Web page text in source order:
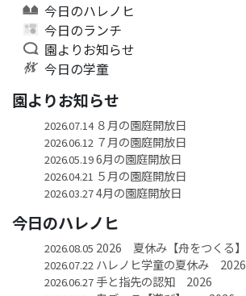
今日のハレノヒ
今日のランチ
園よりお知らせ
今日の学童
園よりお知らせ
2026.07.14８月の園庭開放日
2026.06.12７月の園庭開放日
2026.05.196月の園庭開放日
2026.04.21 ５月の園庭開放日
2026.03.274月の園庭開放日
今日のハレノヒ
2026.08.05 2026 夏休み【舟をつくる】
2026.07.22ハレノヒ学童の夏休み 2026
2026.06.27手と指先の認知 2026